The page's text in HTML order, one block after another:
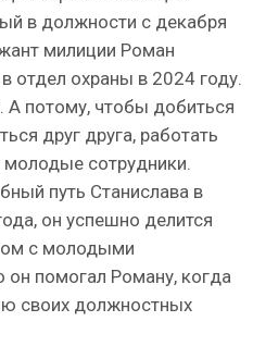
в должности с декабря
милиции Роман
отдел охраны в 2024 году.
потому, чтобы добиться
друг друга, работать
сотрудники.
путь Станислава в
он успешно делится
с молодыми
он помогал Роману, когда
своих должностных